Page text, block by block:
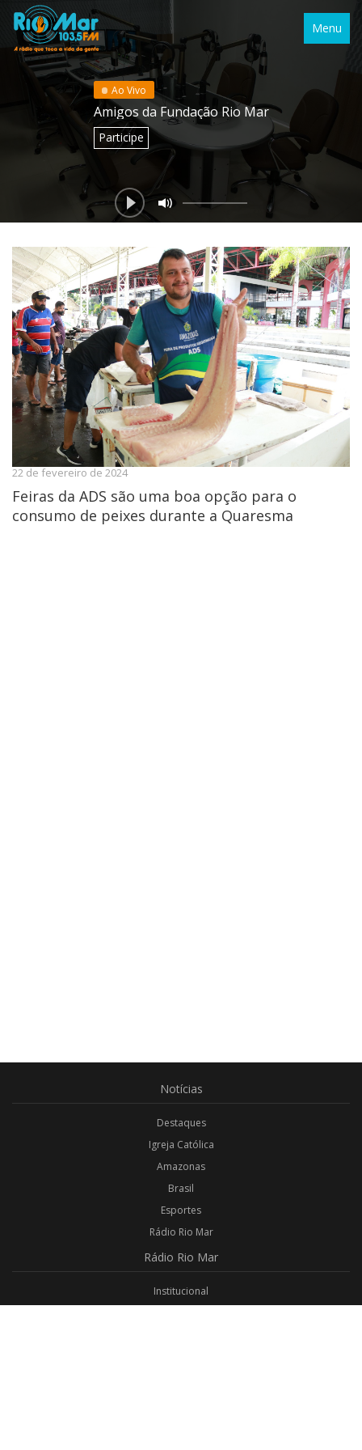
Menu
Ao Vivo
Amigos da Fundação Rio Mar
Participe
22 de fevereiro de 2024
Feiras da ADS são uma boa opção para o
consumo de peixes durante a Quaresma
Notícias
Destaques
Igreja Católica
Amazonas
Brasil
Esportes
Rádio Rio Mar
Rádio Rio Mar
Institucional